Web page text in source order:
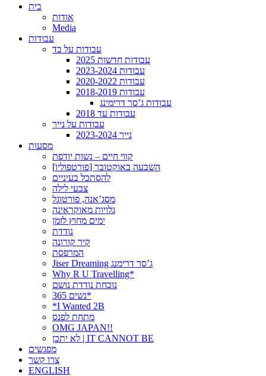
בית
אודות
Media
עבודות
עבודות על בד
עבודות חדשות 2025
עבודות 2023-2024
עבודות 2020-2022
עבודות 2018-2019
עבודות ג’סר דרימינג
עבודות עד 2018
עבודות על נייר
נייר 2023-2024
מסעות
קווי חיים – נשות יודפת
[פורטפוליו] השבעה באוקטובר
להסתכל בעיניים
צבעי לילה
מסג’אנה, פורטוגל
גלויות מאוקראינה
ימים מחוץ לזמן
נודדת
קיר קורונה
המרפסת
Jiser Dreaming ג’סר דרימנג
Why R U Travelling*
נוכחת נודדת נושם
נשים 365*
*I Wanted 2B
מתחת לפנס
OMG JAPAN!!
לא יתכן | IT CANNOT BE
מפגשים
צרו קשר
ENGLISH